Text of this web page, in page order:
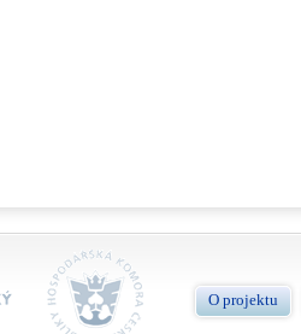
O projektu